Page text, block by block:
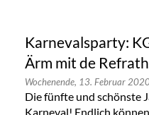
Karnevalsparty:
Ärm mit de
Wochenende, 13. Februar
Die fünfte und schönste
Karneval! Endlich